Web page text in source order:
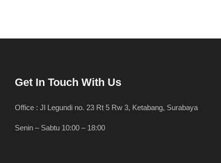
Get In Touch With Us
Office : Jl Legundi no. 23 Rt 5 Rw 3, Ketabang, Surabaya
Senin – Sabtu 10:00 – 18:00